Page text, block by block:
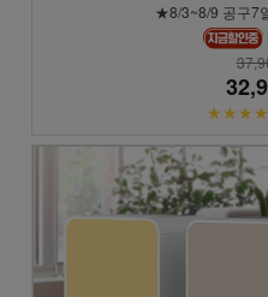
★8/3~8/9 공구7